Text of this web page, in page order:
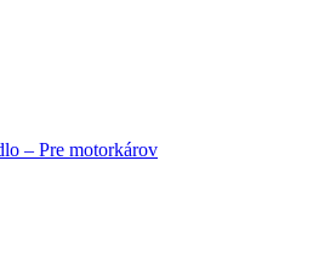
– Pre motorkárov